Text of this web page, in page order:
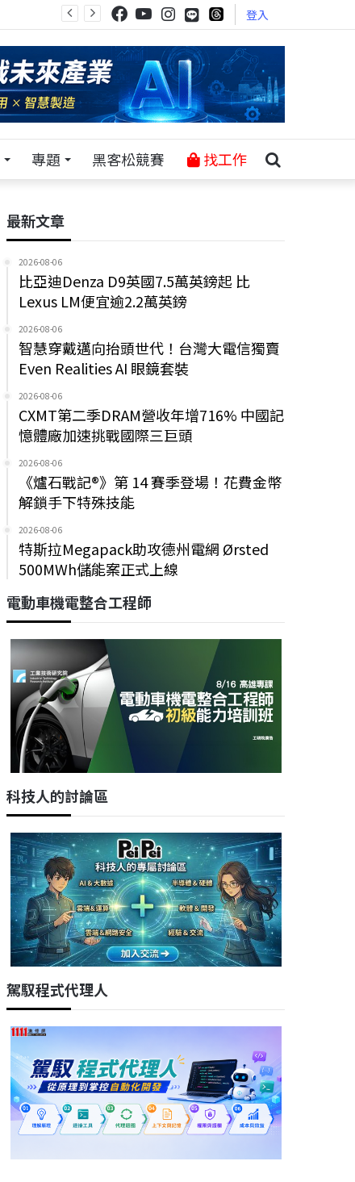
登入
專題 黑客松競賽 找工作
最新文章
2026-08-06
比亞迪Denza D9英國7.5萬英鎊起 比
Lexus LM便宜逾2.2萬英鎊
2026-08-06
智慧穿戴邁向抬頭世代！台灣大電信獨賣
Even Realities AI 眼鏡套裝
2026-08-06
CXMT第二季DRAM營收年增716% 中國記
憶體廠加速挑戰國際三巨頭
2026-08-06
《爐石戰記®》第 14 賽季登場！花費金幣
解鎖手下特殊技能
2026-08-06
特斯拉Megapack助攻德州電網 Ørsted
500MWh儲能案正式上線
電動車機電整合工程師
科技人的討論區
駕馭程式代理人